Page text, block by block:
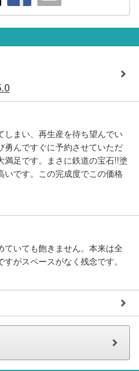
しまい、再生産を待ち望んでい
勇んですぐに予約させていただ
満足です。まさに鉄道の宝石!!塗
いです。この完成度でこの価格
ていても飽きません。本来は全
がスペースがなく残念です。